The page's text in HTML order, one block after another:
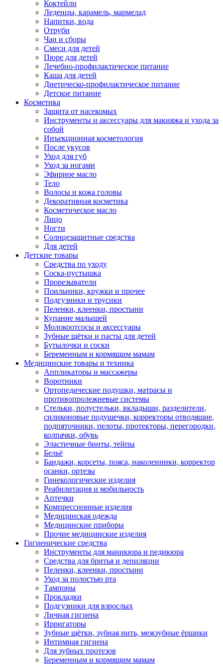
Коктейли
Леденцы, карамель, мармелад
Напитки, вода
Отруби
Чаи и сборы
Смеси для детей
Пюре для детей
Лечебно-профилактическое питание
Каша для детей
Диетическо-профилактическое питание
Детское питание
Косметика
Защита от насекомых
Инструменты и аксессуары для макияжа и ухода за
собой
Инъекционная косметология
После укусов
Уход для губ
Уход за ногами
Эфирное масло
Тело
Волосы и кожа головы
Декоративная косметика
Косметическое масло
Лицо
Ногти
Солнцезащитные средства
Для детей
Детские товары
Средства по уходу
Соска-пустышка
Прорезыватели
Поильники, кружки и прочее
Подгузники и трусики
Пеленки, клеенки, простыни
Купание малышей
Молокоотсосы и аксессуары
Зубные щётки и пасты для детей
Бутылочки и соски
Беременным и кормящим мамам
Медицинские товары и техника
Аппликаторы и массажеры
Воротники
Ортопедические подушки, матрасы и
противопролежневые системы
Стельки, полустельки, вкладыши, разделители,
силиконовые подушечки, корректоры отводящие,
подпяточники, пелоты, протекторы, перегородки,
колпачки, обувь
Эластичные бинты, тейпы
Бельё
Бандажи, корсеты, пояса, наколенники, корректор
осанки, ортезы
Гинекологические изделия
Реабилитация и мобильность
Аптечки
Компрессионные изделия
Медицинская одежда
Медицинские приборы
Прочие медицинские изделия
Гигиенические средства
Инструменты для маникюра и педикюра
Средства для бритья и депиляции
Пеленки, клеенки, простыни
Уход за полостью рта
Тампоны
Прокладки
Подгузники для взрослых
Личная гигиена
Ирригаторы
Зубные щётки, зубная нить, межзубные ёршики
Интимная гигиена
Для зубных протезов
Беременным и кормящим мамам